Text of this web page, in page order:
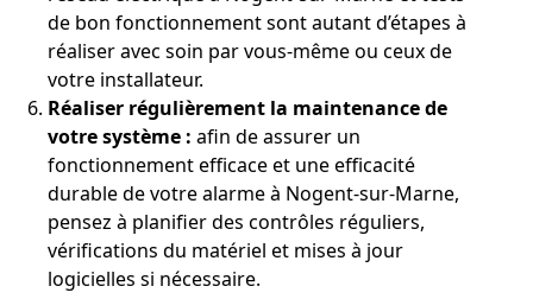
de bon fonctionnement sont autant d’étapes à
réaliser avec soin par vous-même ou ceux de
votre installateur.
Réaliser régulièrement la maintenance de
votre système : afin de assurer un
fonctionnement efficace et une efficacité
durable de votre alarme à Nogent-sur-Marne,
pensez à planifier des contrôles réguliers,
vérifications du matériel et mises à jour
logicielles si nécessaire.